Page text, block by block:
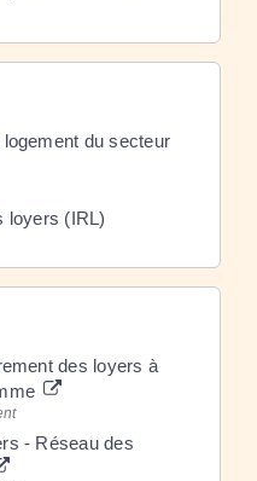
du secteur
loyers (IRL)
des loyers à
- Réseau des